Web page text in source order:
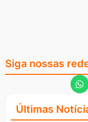
Siga nossas
Últimas